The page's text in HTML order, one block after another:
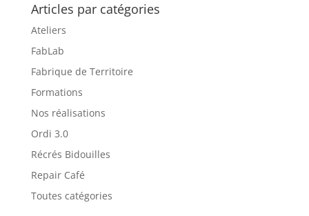
Articles par catégories
Ateliers
FabLab
Fabrique de Territoire
Formations
Nos réalisations
Ordi 3.0
Récrés Bidouilles
Repair Café
Toutes catégories